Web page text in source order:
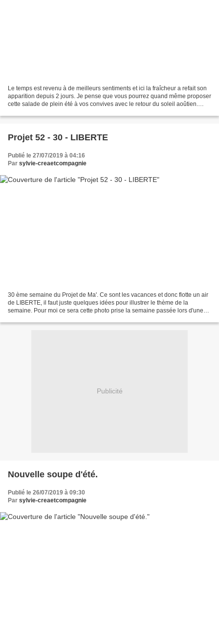
Le temps est revenu à de meilleurs sentiments et ici la fraîcheur a refait son
apparition depuis 2 jours. Je pense que vous pourrez quand même proposer
cette salade de plein été à vos convives avec le retour du soleil aoûtien.
Projet 52 - 30 - LIBERTE
Publié le 27/07/2019 à 04:16
Par sylvie-creaetcompagnie
30 ème semaine du Projet de Ma'. Ce sont les vacances et donc flotte un air
de LIBERTE, il faut juste quelques idées pour illustrer le thème de la
semaine. Pour moi ce sera cette photo prise la semaine passée lors d'une
Publicité
Nouvelle soupe d'été.
Publié le 26/07/2019 à 09:30
Par sylvie-creaetcompagnie